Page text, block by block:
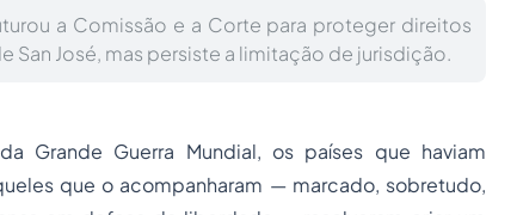
a Comissão e a Corte para proteger direitos
San José, mas persiste a limitação de jurisdição.
Grande Guerra Mundial, os países que haviam
que o acompanharam — marcado, sobretudo,